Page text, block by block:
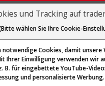
Diese Funktion ist nur
und Tracking auf
wählen Sie Ihre Cookie-
notwendige Cookies, damit unsere
Ihrer Einwilligung verwenden wir
B. für eingebettete YouTube-
und personalisierte Werbung.